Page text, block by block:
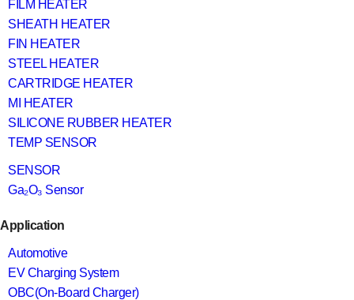
FILM HEATER
SHEATH HEATER
FIN HEATER
STEEL HEATER
CARTRIDGE HEATER
MI HEATER
SILICONE RUBBER HEATER
TEMP SENSOR
SENSOR
Ga₂O₃ Sensor
Application
Automotive
EV Charging System
OBC(On-Board Charger)